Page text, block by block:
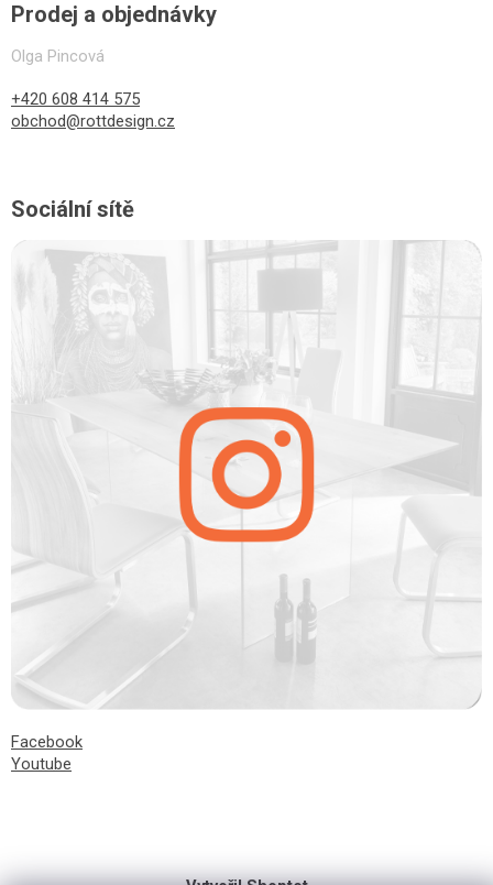
Prodej a objednávky
Olga Pincová
+420 608 414 575
obchod@rottdesign.cz
Sociální sítě
Facebook
Youtube